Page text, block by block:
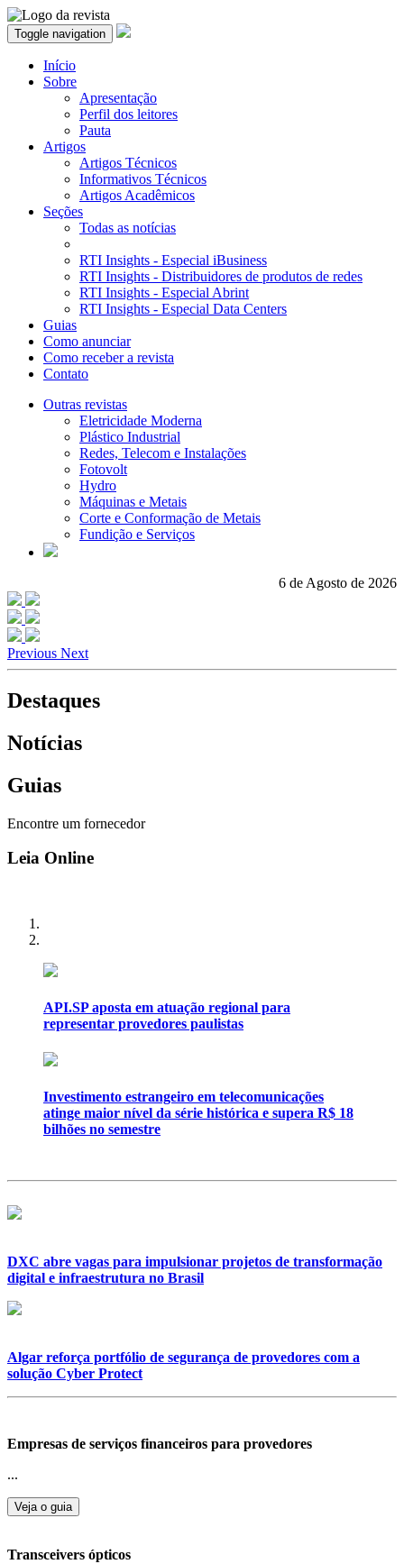
Toggle navigation
Início
Sobre
Apresentação
Perfil dos leitores
Pauta
Artigos
Artigos Técnicos
Informativos Técnicos
Artigos Acadêmicos
Seções
Todas as notícias
RTI Insights - Especial iBusiness
RTI Insights - Distribuidores de produtos de redes
RTI Insights - Especial Abrint
RTI Insights - Especial Data Centers
Guias
Como anunciar
Como receber a revista
Contato
Outras revistas
Eletricidade Moderna
Plástico Industrial
Redes, Telecom e Instalações
Fotovolt
Hydro
Máquinas e Metais
Corte e Conformação de Metais
Fundição e Serviços
6 de Agosto de 2026
Previous Next
Destaques
Notícias
Guias
Encontre um fornecedor
Leia Online
API.SP aposta em atuação regional para
representar provedores paulistas
Investimento estrangeiro em telecomunicações
atinge maior nível da série histórica e supera R$ 18
bilhões no semestre
DXC abre vagas para impulsionar projetos de transformação
digital e infraestrutura no Brasil
Algar reforça portfólio de segurança de provedores com a
solução Cyber Protect
Empresas de serviços financeiros para provedores
...
Veja o guia
Transceivers ópticos